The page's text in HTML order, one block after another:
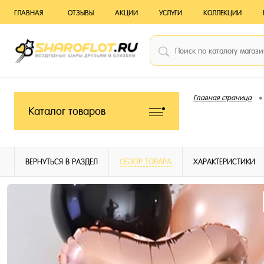
ГЛАВНАЯ ОТЗЫВЫ АКЦИИ УСЛУГИ КОЛЛЕКЦИИ
Каталог товаров
Главная страница •
ВЕРНУТЬСЯ В РАЗДЕЛ ОБЗОР ТОВАРА ХАРАКТЕРИСТИКИ